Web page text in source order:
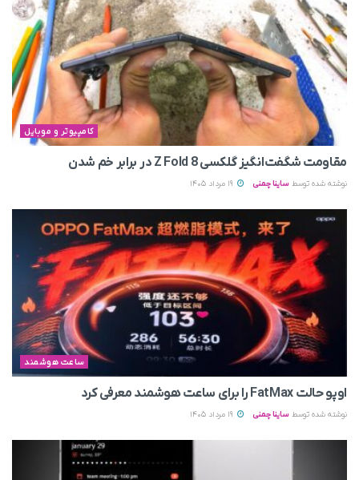
کامپیوتر و موبایل
مقاومت شگفت‌انگیز گلکسی Z Fold 8 در برابر خم شدن
نوشته شده توسط ساینا چمنی
ساعت هوشمند
اوپو حالت FatMax را برای ساعت هوشمند معرفی کرد
نوشته شده توسط ساینا چمنی